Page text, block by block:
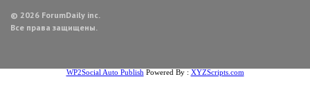
© 2026 ForumDaily inc.
Все права защищены.
WP2Social Auto Publish Powered By : XYZScripts.com